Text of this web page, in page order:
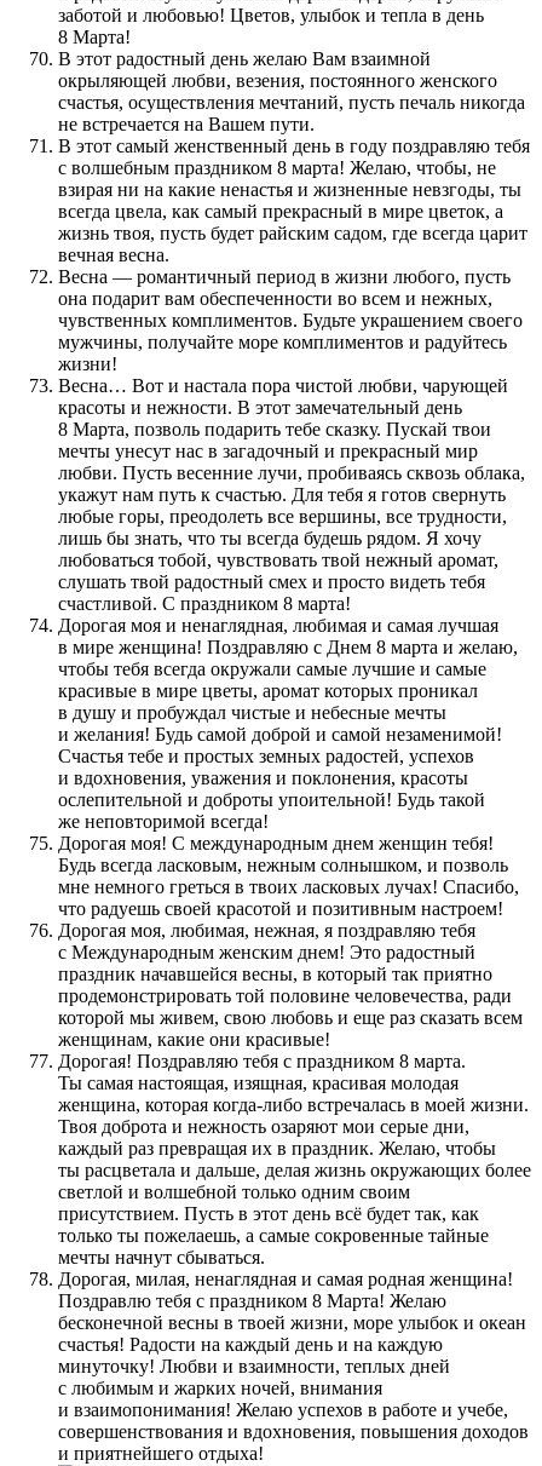
заботой и любовью! Цветов, улыбок и тепла в день
8 Марта!
В этот радостный день желаю Вам взаимной
окрыляющей любви, везения, постоянного женского
счастья, осуществления мечтаний, пусть печаль никогда
не встречается на Вашем пути.
В этот самый женственный день в году поздравляю тебя
с волшебным праздником 8 марта! Желаю, чтобы, не
взирая ни на какие ненастья и жизненные невзгоды, ты
всегда цвела, как самый прекрасный в мире цветок, а
жизнь твоя, пусть будет райским садом, где всегда царит
вечная весна.
Весна — романтичный период в жизни любого, пусть
она подарит вам обеспеченности во всем и нежных,
чувственных комплиментов. Будьте украшением своего
мужчины, получайте море комплиментов и радуйтесь
жизни!
Весна… Вот и настала пора чистой любви, чарующей
красоты и нежности. В этот замечательный день
8 Марта, позволь подарить тебе сказку. Пускай твои
мечты унесут нас в загадочный и прекрасный мир
любви. Пусть весенние лучи, пробиваясь сквозь облака,
укажут нам путь к счастью. Для тебя я готов свернуть
любые горы, преодолеть все вершины, все трудности,
лишь бы знать, что ты всегда будешь рядом. Я хочу
любоваться тобой, чувствовать твой нежный аромат,
слушать твой радостный смех и просто видеть тебя
счастливой. С праздником 8 марта!
Дорогая моя и ненаглядная, любимая и самая лучшая
в мире женщина! Поздравляю с Днем 8 марта и желаю,
чтобы тебя всегда окружали самые лучшие и самые
красивые в мире цветы, аромат которых проникал
в душу и пробуждал чистые и небесные мечты
и желания! Будь самой доброй и самой незаменимой!
Счастья тебе и простых земных радостей, успехов
и вдохновения, уважения и поклонения, красоты
ослепительной и доброты упоительной! Будь такой
же неповторимой всегда!
Дорогая моя! C международным днем женщин тебя!
Будь всегда ласковым, нежным солнышком, и позволь
мне немного греться в твоих ласковых лучах! Спасибо,
что радуешь своей красотой и позитивным настроем!
Дорогая моя, любимая, нежная, я поздравляю тебя
с Международным женским днем! Это радостный
праздник начавшейся весны, в который так приятно
продемонстрировать той половине человечества, ради
которой мы живем, свою любовь и еще раз сказать всем
женщинам, какие они красивые!
Дорогая! Поздравляю тебя с праздником 8 марта.
Ты самая настоящая, изящная, красивая молодая
женщина, которая когда-либо встречалась в моей жизни.
Твоя доброта и нежность озаряют мои серые дни,
каждый раз превращая их в праздник. Желаю, чтобы
ты расцветала и дальше, делая жизнь окружающих более
светлой и волшебной только одним своим
присутствием. Пусть в этот день всё будет так, как
только ты пожелаешь, а самые сокровенные тайные
мечты начнут сбываться.
Дорогая, милая, ненаглядная и самая родная женщина!
Поздравлю тебя с праздником 8 Марта! Желаю
бесконечной весны в твоей жизни, море улыбок и океан
счастья! Радости на каждый день и на каждую
минуточку! Любви и взаимности, теплых дней
с любимым и жарких ночей, внимания
и взаимопонимания! Желаю успехов в работе и учебе,
совершенствования и вдохновения, повышения доходов
и приятнейшего отдыха!